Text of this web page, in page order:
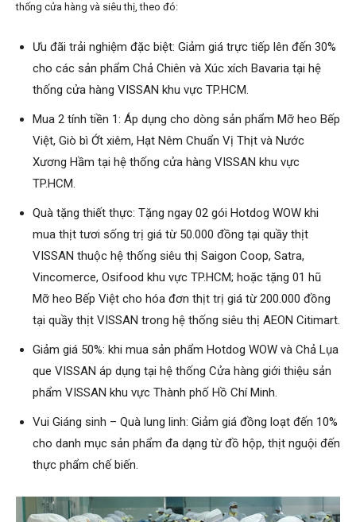
thống cửa hàng và siêu thị, theo đó:
Ưu đãi trải nghiệm đặc biệt: Giảm giá trực tiếp lên đến 30%
cho các sản phẩm Chả Chiên và Xúc xích Bavaria tại hệ
thống cửa hàng VISSAN khu vực TP.HCM.
Mua 2 tính tiền 1: Áp dụng cho dòng sản phẩm Mỡ heo Bếp
Việt, Giò bì Ớt xiêm, Hạt Nêm Chuẩn Vị Thịt và Nước
Xương Hầm tại hệ thống cửa hàng VISSAN khu vực
TP.HCM.
Quà tặng thiết thực: Tặng ngay 02 gói Hotdog WOW khi
mua thịt tươi sống trị giá từ 50.000 đồng tại quầy thịt
VISSAN thuộc hệ thống siêu thị Saigon Coop, Satra,
Vincomerce, Osifood khu vực TP.HCM; hoặc tặng 01 hũ
Mỡ heo Bếp Việt cho hóa đơn thịt trị giá từ 200.000 đồng
tại quầy thịt VISSAN trong hệ thống siêu thị AEON Citimart.
Giảm giá 50%: khi mua sản phẩm Hotdog WOW và Chả Lụa
que VISSAN áp dụng tại hệ thống Cửa hàng giới thiệu sản
phẩm VISSAN khu vực Thành phố Hồ Chí Minh.
Vui Giáng sinh – Quà lung linh: Giảm giá đồng loạt đến 10%
cho danh mục sản phẩm đa dạng từ đồ hộp, thịt nguội đến
thực phẩm chế biến.